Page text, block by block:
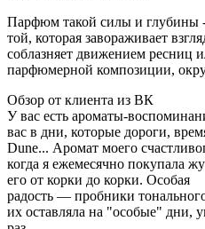
Парфюм такой силы и глубины
той, которая завораживает
соблазняет движением ресниц
парфюмерной композиции,
Обзор от клиента из ВК
У вас есть ароматы-
вас в дни, которые дороги,
Dune... Аромат моего
когда я ежемесячно покупала
его от корки до корки. Особая
радость — пробники
их оставляла на "особые" дни,